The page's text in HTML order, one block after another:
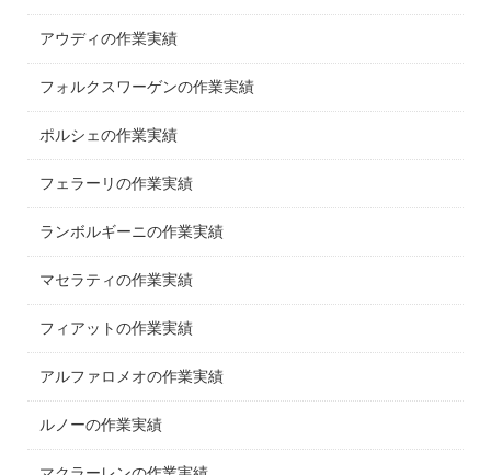
アウディの作業実績
フォルクスワーゲンの作業実績
ポルシェの作業実績
フェラーリの作業実績
ランボルギーニの作業実績
マセラティの作業実績
フィアットの作業実績
アルファロメオの作業実績
ルノーの作業実績